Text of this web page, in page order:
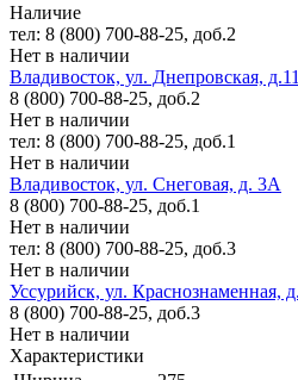
Наличие
тел: 8 (800) 700-88-25, доб.2
Нет в наличии
Владивосток, ул. Днепровская,
8 (800) 700-88-25, доб.2
Нет в наличии
тел: 8 (800) 700-88-25, доб.1
Нет в наличии
Владивосток, ул. Снеговая, д. 3А
8 (800) 700-88-25, доб.1
Нет в наличии
тел: 8 (800) 700-88-25, доб.3
Нет в наличии
Уссурийск, ул. Краснознаменная,
8 (800) 700-88-25, доб.3
Нет в наличии
Характеристики